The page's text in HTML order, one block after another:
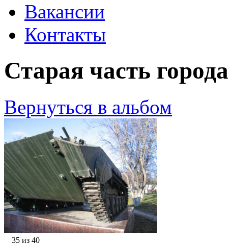
Вакансии
Контакты
Старая часть
Вернуться в альбом
35 из 40